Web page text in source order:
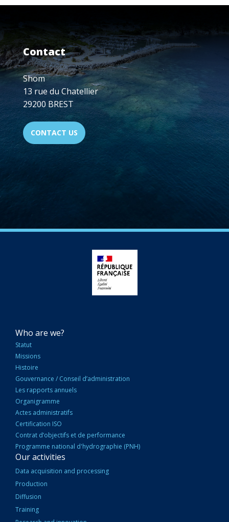
Contact
Shom
13 rue du Chatellier
29200 BREST
CONTACT US
NAVIGATION
PRINCIPALE
Who are we?
Statut
Missions
Histoire
Gouvernance / Conseil d’administration
Les rapports annuels
Organigramme
Actes administratifs
Certification ISO
Contrat d’objectifs et de performance
Programme national d'hydrographie (PNH)
Our activities
Data acquisition and processing
Production
Diffusion
Training